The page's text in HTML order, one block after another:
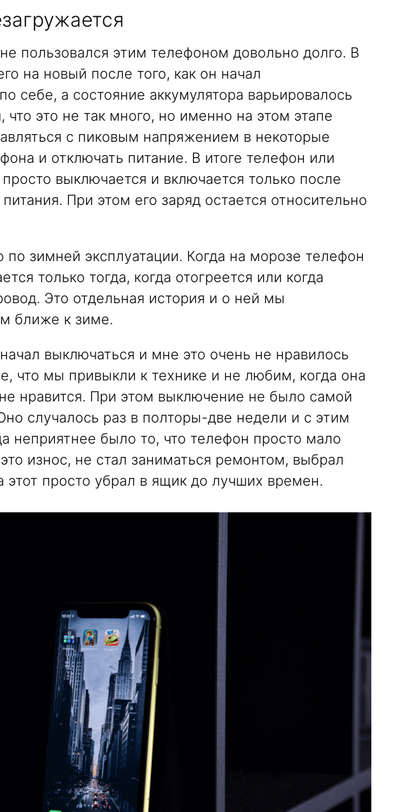
пользовался этим телефоном довольно долго. В
на новый после того, как он начал
себе, а состояние аккумулятора варьировалось
что это не так много, но именно на этом этапе
с пиковым напряжением в некоторые
и отключать питание. В итоге телефон или
выключается и включается только после
При этом его заряд остается относительно
зимней эксплуатации. Когда на морозе телефон
только тогда, когда отогреется или когда
Это отдельная история и о ней мы
ближе к зиме.
выключаться и мне это очень не нравилось
что мы привыкли к технике и не любим, когда она
нравится. При этом выключение не было самой
случалось раз в полторы-две недели и с этим
неприятнее было то, что телефон просто мало
износ, не стал заниматься ремонтом, выбрал
этот просто убрал в ящик до лучших времен.